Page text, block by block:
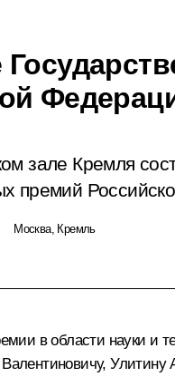
зале Кремля
премий
Москва, Кремль
в области науки и
Улитину